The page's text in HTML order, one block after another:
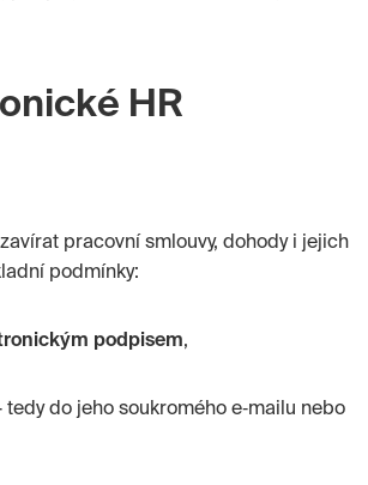
HR
pracovní smlouvy, dohody i jejich
podmínky:
podpisem,
tedy do jeho soukromého e‑mailu nebo